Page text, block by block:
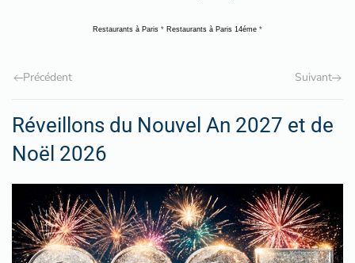
Restaurants à Paris * Restaurants à Paris 14éme *
Précédent Suivant
Réveillons du Nouvel An 2027 et de
Noël 2026